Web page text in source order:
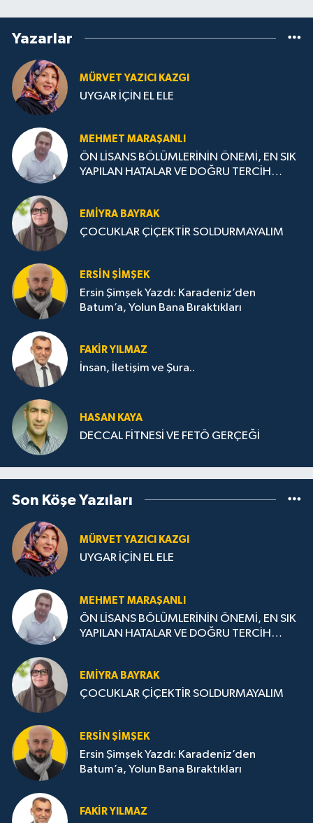
Yazarlar
MÜRVET YAZICI KAZGI
UYGAR İÇİN EL ELE
MEHMET MARAŞANLI
ÖN LİSANS BÖLÜMLERİNİN ÖNEMİ, EN SIK
YAPILAN HATALAR VE DOĞRU TERCİH
EMIYRA BAYRAK
ÇOCUKLAR ÇİÇEKTİR SOLDURMAYALIM
ERSIN ŞIMŞEK
Ersin Şimşek Yazdı: Karadeniz’den
Batum’a, Yolun Bana Bıraktıkları
FAKIR YILMAZ
İnsan, İletişim ve Şura..
HASAN KAYA
DECCAL FİTNESİ VE FETÖ GERÇEĞİ
Son Köşe Yazıları
MÜRVET YAZICI KAZGI
UYGAR İÇİN EL ELE
MEHMET MARAŞANLI
ÖN LİSANS BÖLÜMLERİNİN ÖNEMİ, EN SIK
YAPILAN HATALAR VE DOĞRU TERCİH
EMIYRA BAYRAK
ÇOCUKLAR ÇİÇEKTİR SOLDURMAYALIM
ERSIN ŞIMŞEK
Ersin Şimşek Yazdı: Karadeniz’den
Batum’a, Yolun Bana Bıraktıkları
FAKIR YILMAZ